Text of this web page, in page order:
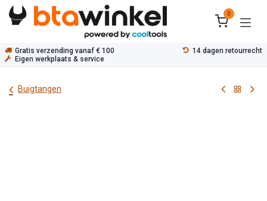
Overslaan naar inhoud
0
Gratis verzending vanaf € 100
14 dagen retourrecht
Eigen werkplaats & service
Buigtangen